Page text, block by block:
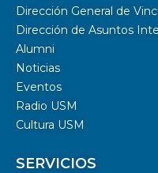
Dirección General de
Dirección de Asuntos
Alumni
Noticias
Eventos
Radio USM
Cultura USM
SERVICIOS